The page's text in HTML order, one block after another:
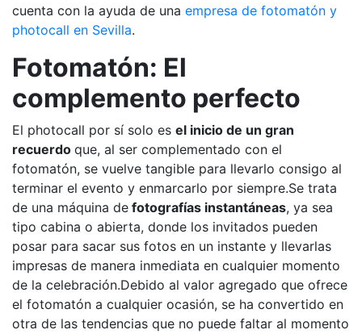
cuenta con la ayuda de una empresa de fotomatón y
photocall en Sevilla.
Fotomatón: El
complemento perfecto
El photocall por sí solo es el inicio de un gran
recuerdo que, al ser complementado con el
fotomatón, se vuelve tangible para llevarlo consigo al
terminar el evento y enmarcarlo por siempre.Se trata
de una máquina de fotografías instantáneas, ya sea
tipo cabina o abierta, donde los invitados pueden
posar para sacar sus fotos en un instante y llevarlas
impresas de manera inmediata en cualquier momento
de la celebración.Debido al valor agregado que ofrece
el fotomatón a cualquier ocasión, se ha convertido en
otra de las tendencias que no puede faltar al momento